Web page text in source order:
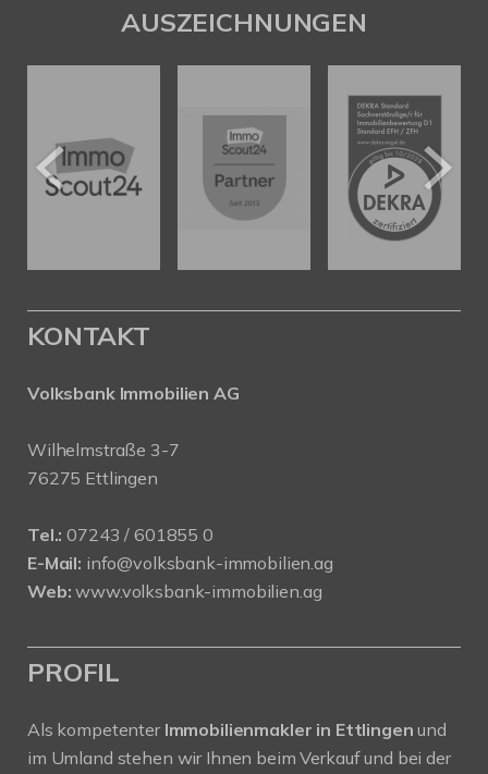
AUSZEICHNUNGEN
KONTAKT
Volksbank Immobilien AG
Wilhelmstraße 3-7
76275 Ettlingen
Tel.: 07243 / 601855 0
E-Mail: info@volksbank-immobilien.ag
Web: www.volksbank-immobilien.ag
PROFIL
Als kompetenter Immobilienmakler in Ettlingen und
im Umland stehen wir Ihnen beim Verkauf und bei der